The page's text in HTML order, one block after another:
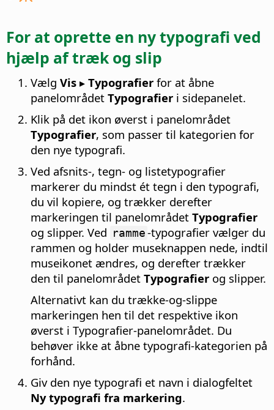
For at oprette en ny typografi ved
hjælp af træk og slip
Vælg Vis ▸ Typografier for at åbne
panelområdet Typografier i sidepanelet.
Klik på det ikon øverst i panelområdet
Typografier, som passer til kategorien for
den nye typografi.
Ved afsnits-, tegn- og listetypografier
markerer du mindst ét tegn i den typografi,
du vil kopiere, og trækker derefter
markeringen til panelområdet Typografier
og slipper. Ved ramme-typografier vælger du
rammen og holder museknappen nede, indtil
museikonet ændres, og derefter trækker
den til panelområdet Typografier og slipper.
Alternativt kan du trække-og-slippe
markeringen hen til det respektive ikon
øverst i Typografier-panelområdet. Du
behøver ikke at åbne typografi-kategorien på
forhånd.
Giv den nye typografi et navn i dialogfeltet
Ny typografi fra markering.